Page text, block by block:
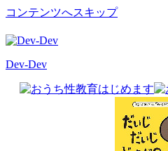
コンテンツへスキップ
Dev-Dev